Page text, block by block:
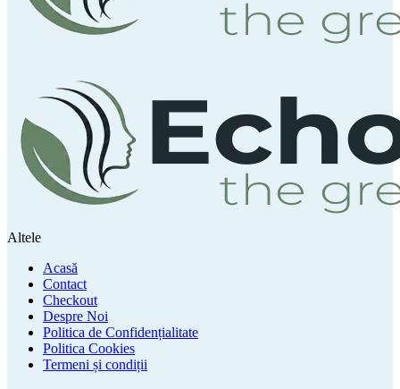
Altele
Acasă
Contact
Checkout
Despre Noi
Politica de Confidențialitate
Politica Cookies
Termeni și condiții